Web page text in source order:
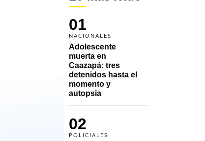
01
NACIONALES
Adolescente
muerta en
Caazapá: tres
detenidos hasta el
momento y
autopsia
02
POLICIALES